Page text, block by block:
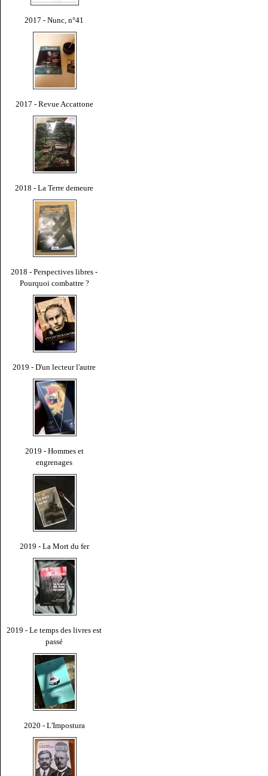
2017 - Nunc, n°41
2017 - Revue Accattone
2018 - La Terre demeure
2018 - Perspectives libres -
Pourquoi combattre ?
2019 - D'un lecteur l'autre
2019 - Hommes et
engrenages
2019 - La Mort du fer
2019 - Le temps des livres est
passé
2020 - L'Impostura